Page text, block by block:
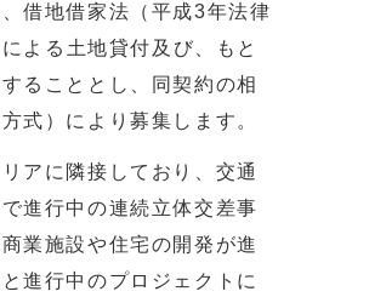
借地借家法（平成3年法律
よる土地貸付及び、もと
ることとし、同契約の相
式）により募集します。
アに隣接しており、交通
進行中の連続立体交差事
業施設や住宅の開発が進
進行中のプロジェクトに